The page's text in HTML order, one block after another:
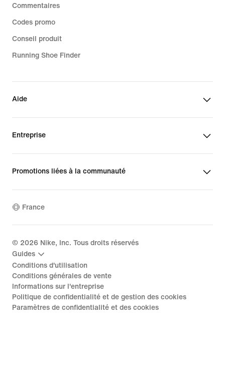
Commentaires
Codes promo
Conseil produit
Running Shoe Finder
Aide
Entreprise
Promotions liées à la communauté
France
© 2026 Nike, Inc. Tous droits réservés
Guides
Conditions d'utilisation
Conditions générales de vente
Informations sur l'entreprise
Politique de confidentialité et de gestion des cookies
Paramètres de confidentialité et des cookies